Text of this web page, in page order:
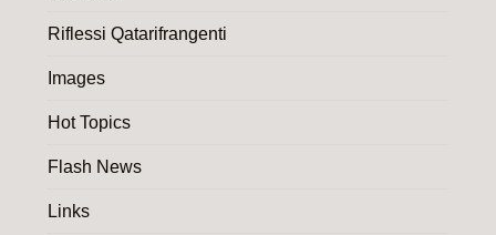
Riflessi Qatarifrangenti
Images
Hot Topics
Flash News
Links